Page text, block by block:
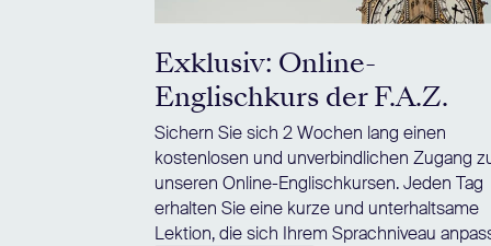
Exklusiv: Online-
Englischkurs der F.A.Z.
Sichern Sie sich 2 Wochen lang einen
kostenlosen und unverbindlichen Zugang
unseren Online-Englischkursen. Jeden Tag
erhalten Sie eine kurze und unterhaltsame
Lektion, die sich Ihrem Sprachniveau